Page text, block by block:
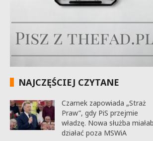
NAJCZĘŚCIEJ CZYTANE
Czarnek zapowiada „Straż
Praw”, gdy PiS przejmie
władzę. Nowa służba
działać poza MSWiA